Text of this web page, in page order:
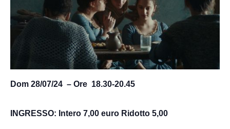
Dom 28/07/24 – Ore 18.30-20.45
INGRESSO: Intero 7,00 euro Ridotto 5,00